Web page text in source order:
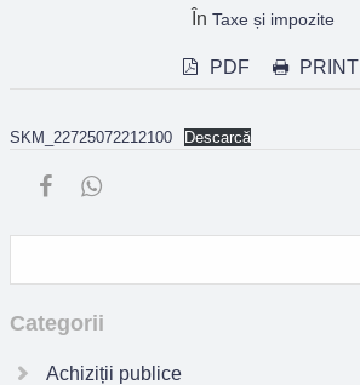
În Taxe și impozite
PDF PRINT
SKM_22725072212100 Descarcă
Categorii
Achiziții publice